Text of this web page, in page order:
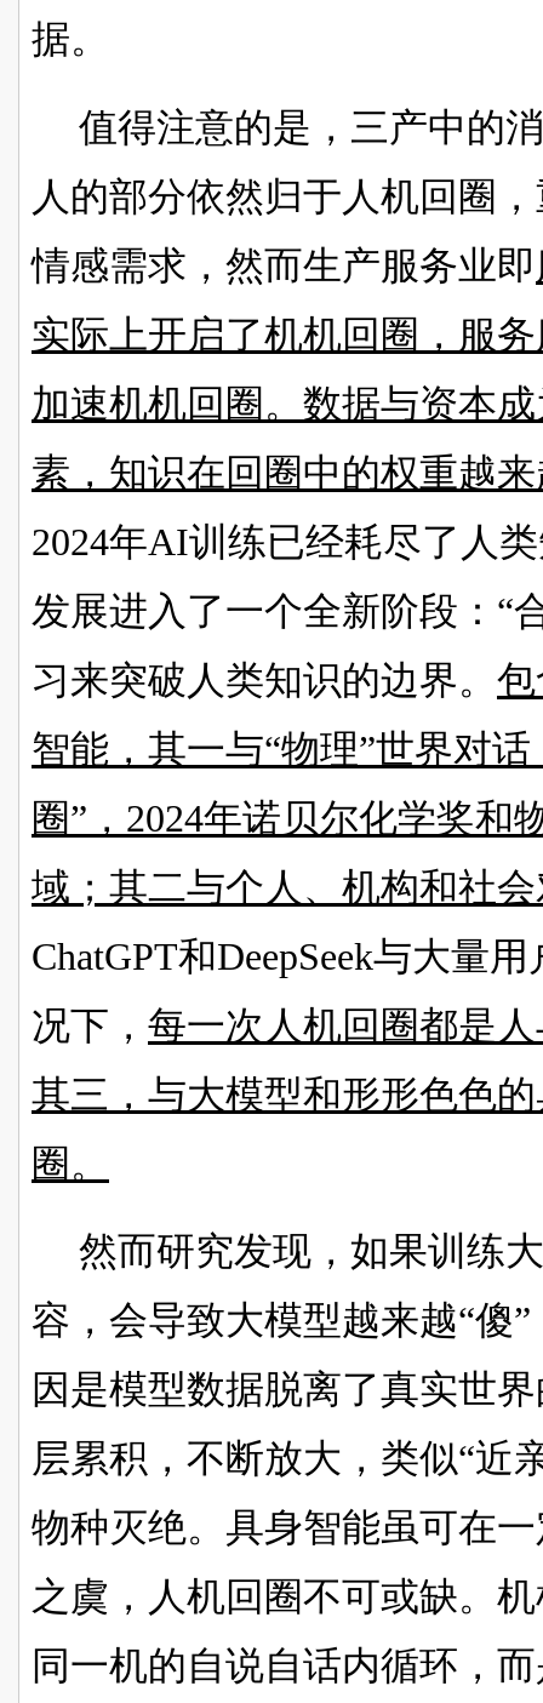
据。
值得注意的是，三产中的
人的部分依然归于人机回圈
情感需求，然而生产服务业即
实际上开启了机机回圈，服
加速机机回圈。数据与资本
素，知识在回圈中的权重越
2024年AI训练已经耗尽了人
发展进入了一个全新阶段：“
习来突破人类知识的边界。
智能，其一与“物理”世界对
圈”，2024年诺贝尔化学奖和
域；其二与个人、机构和社
ChatGPT和DeepSeek与大量
况下， 每一次人机回圈都是
其三，与大模型和形形色色
圈。
然而研究发现，如果训练
容，会导致大模型越来越“傻”
因是模型数据脱离了真实世
层累积，不断放大，类似“近
物种灭绝。 具身智能虽可在
之虞，人机回圈不可或缺。
同一机的自说自话内循环，